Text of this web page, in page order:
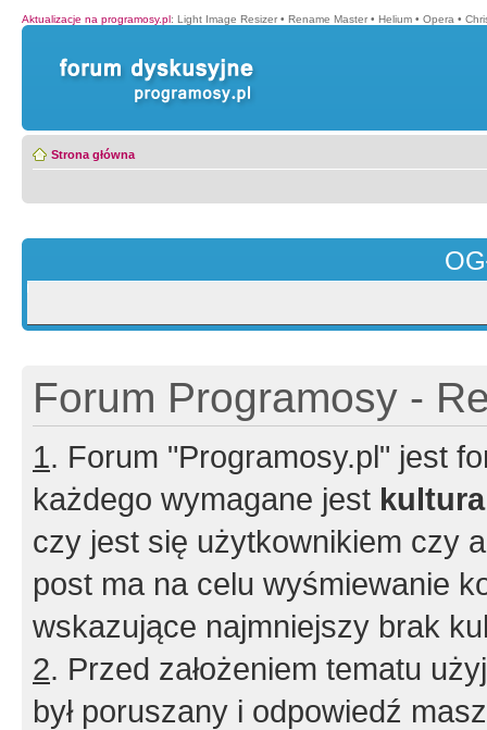
Aktualizacje na programosy.pl: Light Image Resizer • Rename Master • Helium • Opera •
Strona główna
Forum Programosy -
1. Forum "Programosy.pl" jest
każdego wymagane jest
czy jest się użytkownikiem czy
post ma na celu wyśmiewanie
wskazujące najmniejszy brak
2. Przed założeniem tematu
był poruszany i odpowiedź